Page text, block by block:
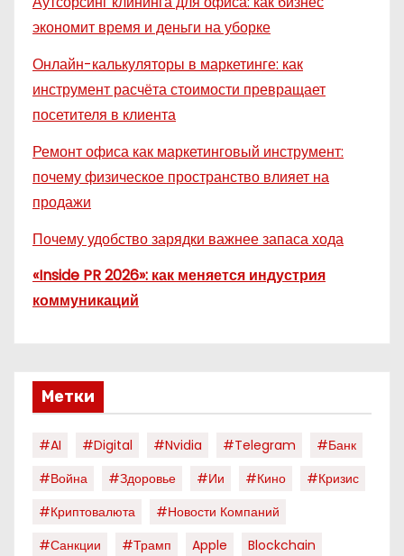
экономит время и деньги на уборке
Онлайн-калькуляторы в маркетинге: как
инструмент расчёта стоимости превращает
посетителя в клиента
Ремонт офиса как маркетинговый инструмент:
почему физическое пространство влияет на
продажи
Почему удобство зарядки важнее запаса хода
«Inside PR 2026»: как меняется индустрия
коммуникаций
Метки
#AI #digital #nvidia #telegram
#банк
#война
#здоровье #ии #кино
#кризис
#криптовалюта
#новости Компаний
#санкции
#трамп Apple
Blockchain